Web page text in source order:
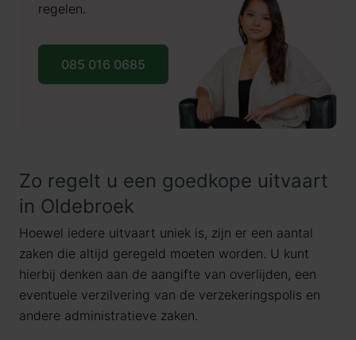
regelen.
085 016 0685
Zo regelt u een goedkope uitvaart
in Oldebroek
Hoewel iedere uitvaart uniek is, zijn er een aantal
zaken die altijd geregeld moeten worden. U kunt
hierbij denken aan de aangifte van overlijden, een
eventuele verzilvering van de verzekeringspolis en
andere administratieve zaken.